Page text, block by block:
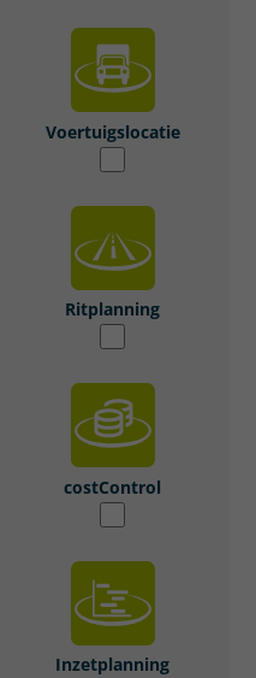
Voertuigslocatie
Ritplanning
costControl
Inzetplanning